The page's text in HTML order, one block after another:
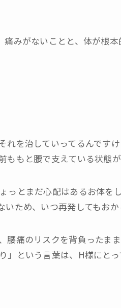
みがないことと、体が根
を治していってるんです
もと腰で支えている状態が
っとまだ心配はあるお体を
ため、いつ再発してもおか
腰痛のリスクを背負ったま
という言葉は、H様にとっ